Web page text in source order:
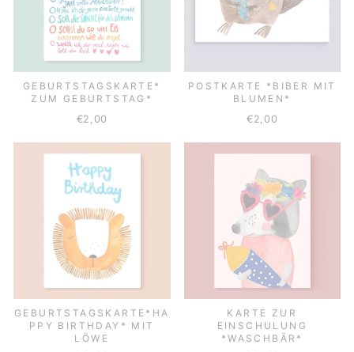
GEBURTSTAGSKARTE*
ZUM GEBURTSTAG*
€2,00
POSTKARTE *BIBER MIT
BLUMEN*
€2,00
GEBURTSTAGSKARTE*HA
PPY BIRTHDAY* MIT
LÖWE
KARTE ZUR
EINSCHULUNG
*WASCHBÄR*